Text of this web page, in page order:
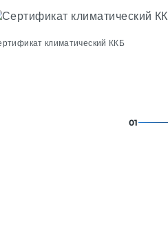
климатический ККБ
01